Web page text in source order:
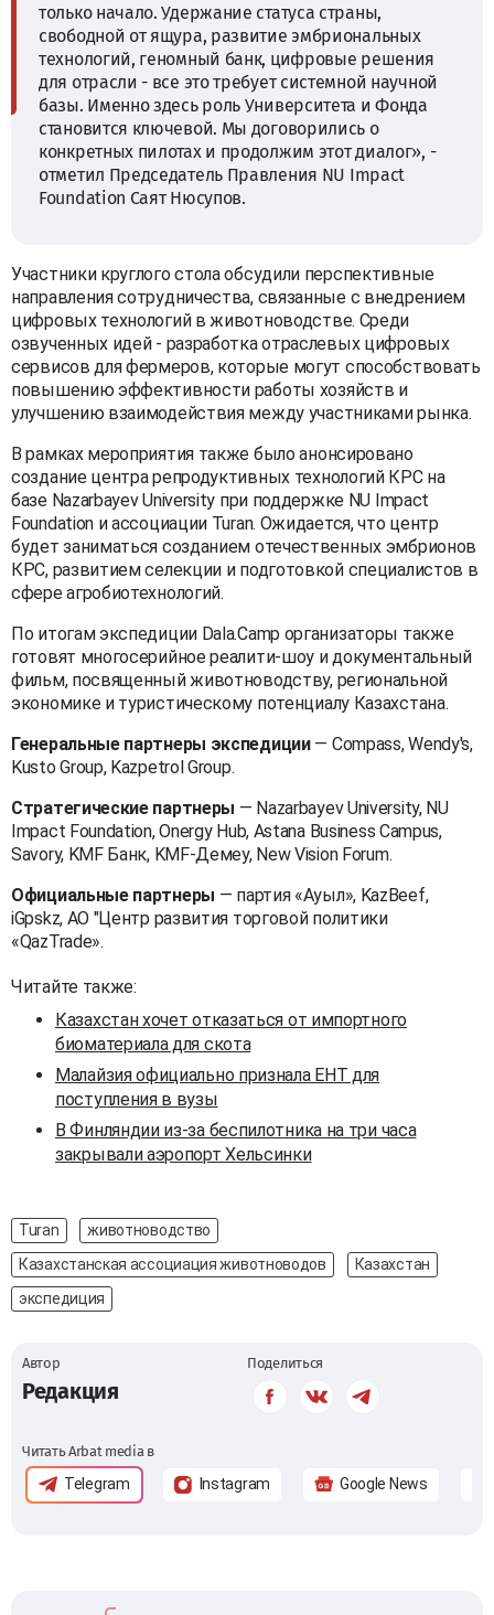
только начало. Удержание статуса страны,
свободной от ящура, развитие эмбриональных
технологий, геномный банк, цифровые решения
для отрасли - все это требует системной научной
базы. Именно здесь роль Университета и Фонда
становится ключевой. Мы договорились о
конкретных пилотах и продолжим этот диалог», -
отметил Председатель Правления NU Impact
Foundation Саят Нюсупов.
Участники круглого стола обсудили перспективные
направления сотрудничества, связанные с внедрением
цифровых технологий в животноводстве. Среди
озвученных идей - разработка отраслевых цифровых
сервисов для фермеров, которые могут способствовать
повышению эффективности работы хозяйств и
улучшению взаимодействия между участниками рынка.
В рамках мероприятия также было анонсировано
создание центра репродуктивных технологий КРС на
базе Nazarbayev University при поддержке NU Impact
Foundation и ассоциации Turan. Ожидается, что центр
будет заниматься созданием отечественных эмбрионов
КРС, развитием селекции и подготовкой специалистов в
сфере агробиотехнологий.
По итогам экспедиции Dala.Camp организаторы также
готовят многосерийное реалити-шоу и документальный
фильм, посвященный животноводству, региональной
экономике и туристическому потенциалу Казахстана.
Генеральные партнеры экспедиции — Compass, Wendy's,
Kusto Group, Kazpetrol Group.
Стратегические партнеры — Nazarbayev University, NU
Impact Foundation, Onergy Hub, Astana Business Campus,
Savory, KMF Банк, KMF-Демеу, New Vision Forum.
Официальные партнеры — партия «Ауыл», KazBeef,
iGpskz, АО "Центр развития торговой политики
«QazTrade».
Читайте также:
Казахстан хочет отказаться от импортного
биоматериала для скота
Малайзия официально признала ЕНТ для
поступления в вузы
В Финляндии из-за беспилотника на три часа
закрывали аэропорт Хельсинки
Turan
животноводство
Казахстанская ассоциация животноводов
Казахстан
экспедиция
Автор
Редакция
Поделиться
Читать Arbat media в
Telegram Instagram Google News